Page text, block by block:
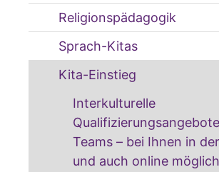
Religionspädagogik
Sprach-Kitas
Kita-Einstieg
Interkulturelle
Teams – bei Ihnen in
und auch online möglich